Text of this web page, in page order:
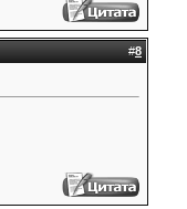
#8